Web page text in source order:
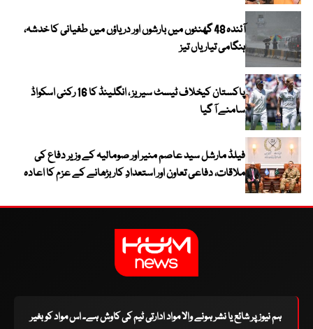
آئندہ 48 گھنٹوں میں بارشوں اور دریاؤں میں طغیانی کا خدشہ،
ہنگامی تیاریاں تیز
پاکستان کیخلاف ٹیسٹ سیریز ، انگلینڈ کا 16 رکنی اسکواڈ
سامنے آ گیا
فیلڈ مارشل سید عاصم منیر اور صومالیہ کے وزیر دفاع کی
ملاقات، دفاعی تعاون اور استعدادِ کار بڑھانے کے عزم کا اعادہ
ہم نیوز پر شائع یا نشر ہونے والا مواد ادارتی ٹیم کی کاوش ہے۔ اس مواد کو بغیر